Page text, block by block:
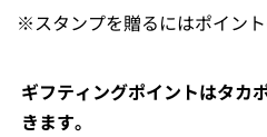
※スタンプを贈るにはポイン
ギフティングポイントはタカ
きます。